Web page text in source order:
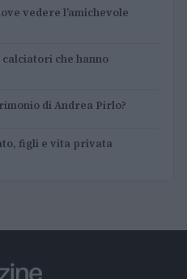
vedere l’amichevole
che hanno
di Andrea Pirlo?
figli e vita privata